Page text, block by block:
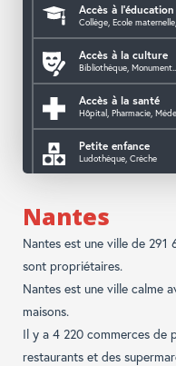
Accès à l'éducation
Collège, Ecole
Accès à la culture
Bibliothèque,
Accès à la santé
Hôpital, Pharmacie,
Petite enfance
Ludothèque, Crèche
Nantes
Nantes est une ville de
sont propriétaires.
Nantes est une ville calme
maisons.
Il y a 4 220 commerces de
restaurants et des